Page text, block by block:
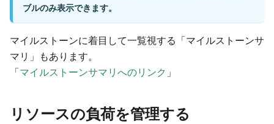
ブルのみ表示できます。
マイルストーンに着目して一覧視する「マイルストーンサ
マリ」もあります。
「マイルストーンサマリへのリンク 」
リソースの負荷を管理する